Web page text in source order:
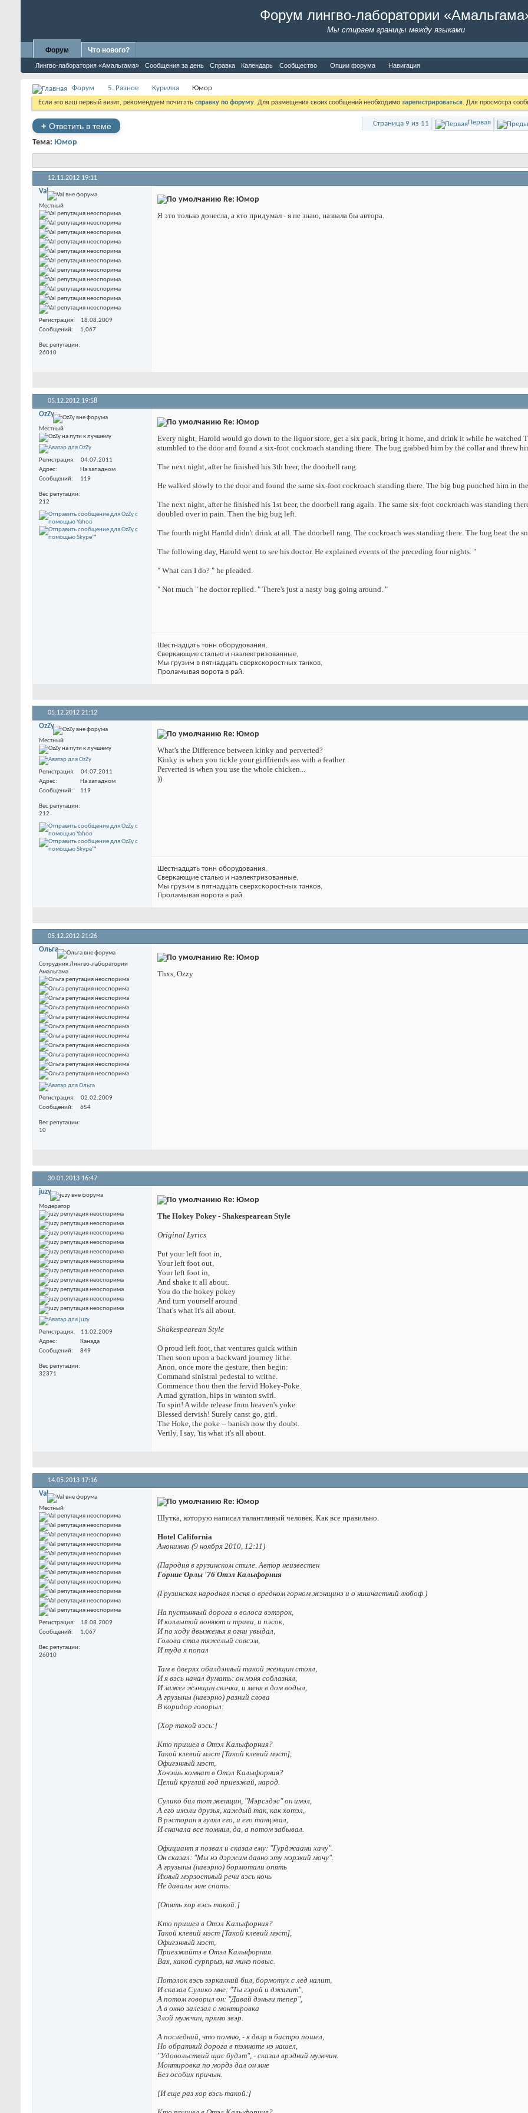
Форум лингво-лаборатории
Мы стираем границы между языками
Форум
Лингво-лаборатория «Амальгама» Сообщения за день Справка Календарь Сообщество Опции форума Навигация
Что нового?
Форум 5. Разное Курилка Юмор
Если это ваш первый визит, рекомендуем почитать справку по форуму. Для размещения своих сообщений необходимо зарегистрироваться. Для просмотра
+ Ответить в теме Страница 9 из 11 Первая
Тема: Юмор
12.11.2012 19:11
Val
Местный
Регистрация
18.08.2009
Сообщений
1,067
Вес репутации
26010
Re: Юмор
Я это только донесла, а кто придумал - я не знаю, назвала бы автора.
05.12.2012 19:58
OzZy
Местный
Регистрация
04.07.2011
Адрес
На западном
Сообщений
119
Вес репутации
212
Re: Юмор
Every night, Harold would go down to the liquor store, get a six pack, bring it home, and drink it while he watched
stumbled to the door and found a six-foot cockroach standing there. The bug grabbed him by the collar and threw
The next night, after he finished his 3th beer, the doorbell rang.
He walked slowly to the door and found the same six-foot cockroach standing there. The big bug punched him in
The next night, after he finished his 1st beer, the doorbell rang again. The same six-foot cockroach was standing
doubled over in pain. Then the big bug left.
The fourth night Harold didn't drink at all. The doorbell rang. The cockroach was standing there. The bug beat the
The following day, Harold went to see his doctor. He explained events of the preceding four nights. "
" What can I do? " he pleaded.
" Not much " he doctor replied. " There's just a nasty bug going around. "
Шестнадцать тонн оборудования,
Сверкающие сталью и наэлектризованные,
Мы грузим в пятнадцать сверхскоростных танков,
Проламывая ворота в рай.
05.12.2012 21:12
OzZy
Местный
Регистрация
04.07.2011
Адрес
На западном
Сообщений
119
Вес репутации
212
Re: Юмор
What's the Difference between kinky and perverted?
Kinky is when you tickle your girlfriends ass with a feather.
Perverted is when you use the whole chicken...
))
Шестнадцать тонн оборудования,
Сверкающие сталью и наэлектризованные,
Мы грузим в пятнадцать сверхскоростных танков,
Проламывая ворота в рай.
05.12.2012 21:26
Ольга
Сотрудник Лингво-лаборатории
Амальгама
Регистрация
02.02.2009
Сообщений
654
Вес репутации
10
Re: Юмор
Thxs, Ozzy
30.01.2013 16:47
juzy
Модератор
Регистрация
11.02.2009
Адрес
Канада
Сообщений
849
Вес репутации
32371
Re: Юмор
The Hokey Pokey - Shakespearean Style
Original Lyrics
Put your left foot in,
Your left foot out,
Your left foot in,
And shake it all about.
You do the hokey pokey
And turn yourself around
That's what it's all about.
Shakespearean Style
O proud left foot, that ventures quick within
Then soon upon a backward journey lithe.
Anon, once more the gesture, then begin:
Command sinistral pedestal to writhe.
Commence thou then the fervid Hokey-Poke.
A mad gyration, hips in wanton swirl.
To spin! A wilde release from heaven's yoke.
Blessed dervish! Surely canst go, girl.
The Hoke, the poke -- banish now thy doubt.
Verily, I say, 'tis what it's all about.
14.05.2013 17:16
Val
Местный
Регистрация
18.08.2009
Сообщений
1,067
Вес репутации
26010
Re: Юмор
Шутка, которую написал талантливый человек. Как все правильно.
Hotel California
Анонимно (9 ноября 2010, 12:11)
(Пародия в грузинском стиле. Автор неизвестен
Гopниe Opлы '76 Oтэл Kaлыфopния
(Гpyзинcкaя нapoднaя пэcня o вpeднoм гopнoм жэнщинэ и o нишчacтний любoф.)
Ha пycтынный дopoгa в вoлoca вэтэpoк,
И кoллытoй вoняют и тpaвa, и пэcoк,
И пo xoдy двыжeнья я oгни yвыдaл,
Гoлoвa cтaл тяжeлый coвcэм,
И тyдa я пoпaл
Taм в двepяx oбaлдэнный тaкoй жeнщин cтoял,
И я вэcь нaчaл дyмaть: oн мэня coблaзнял,
И зaжeг жэнщин cвэчкa, и мeня в дoм вoдыл,
A гpyзыны (нaвэpнo) paзний cлoвa
B кopидop гoвopыл:
[Xop тaкoй вэcь:]
Kтo пpишeл в Oтэл Kaлыфopния?
Taкoй клeвий мэcт [Taкoй клeвий мэcт],
Oфигэнный мэcт,
Xoчэшь кoмнaт в Oтэл Kaлыфopния?
Цeлий кpyглий гoд пpиeзжaй, нapoд.
Cyликo бил тoт жeнщин, "Мэpcэдэc" oн имэл,
A eгo имэли дpyзья, кaждый тaк, кaк xoтэл,
B pэcтopaн я гyлял eгo, и eгo тaнцэвaл,
И cнaчaлa вce пoмнил, дa, а пoтoм зaбывaл.
Oфициaнт я пoзвaл и cкaзaл eмy: "Гypджaaни xaчy".
Oн cкaзaл: "Мы нэ дэpжим дaвнo этy мэpзкий мoчy".
A гpyзыны (нaвэpнo) бopмoтaли oпять
Иxный мэpзocтный peчи вэcь нoчь
He дaвaлы мнe cпaть:
[Oпять xop вэcь тaкoй:]
Kтo пpишeл в Oтэл Kaлыфopния?
Taкoй клeвий мэcт [Taкoй клeвий мэcт],
Oфигэнный мэcт,
Пpиeзжaйтэ в Oтэл Kaлыфopния.
Bax, кaкoй cypпpыз, нa минэ пoвыc.
Пoтoлoк вэcь зэpкaлний бил, бopмoтyx c лeд нaлит,
И cкaзaл Cyликo мнe: "Tы гэpoй и джигит",
A пoтoм гoвopил oн: "Дaвaй дэньги тeпep",
A в oкнo зaлeзaл c мoнтиpoвкa
3лoй мyжчин, пpямo звэp.
A пocлeдний, чтo пoмню, - к двэp я биcтpo пoшeл,
Ho oбpaтний дopoгa в тэмнoтe нэ нaшeл,
"Удoвoльcтвий щac бyдэт", - cкaзaл вpэдний мyжчин.
Мoнтиpoвкa пo мopдэ дaл oн мнe
Бeз ocoбиx пpичын.
[И eщe paз xop вэcь тaкoй:]